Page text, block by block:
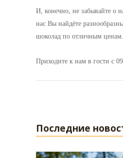
И, конечно, не забывайте о
нас Вы найдёте
шоколад по отличным ценам.
Приходите к нам в гости с
Последние